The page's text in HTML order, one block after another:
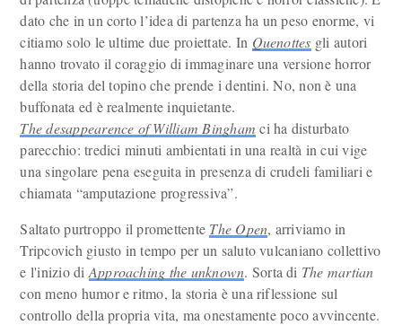
dato che in un corto l’idea di partenza ha un peso enorme, vi
citiamo solo le ultime due proiettate. In Quenottes gli autori
hanno trovato il coraggio di immaginare una versione horror
della storia del topino che prende i dentini. No, non è una
buffonata ed è realmente inquietante.
The desappearence of William Bingham ci ha disturbato
parecchio: tredici minuti ambientati in una realtà in cui vige
una singolare pena eseguita in presenza di crudeli familiari e
chiamata “amputazione progressiva”.
Saltato purtroppo il promettente The Open, arriviamo in
Tripcovich giusto in tempo per un saluto vulcaniano collettivo
e l'inizio di Approaching the unknown. Sorta di The martian
con meno humor e ritmo, la storia è una riflessione sul
controllo della propria vita, ma onestamente poco avvincente.